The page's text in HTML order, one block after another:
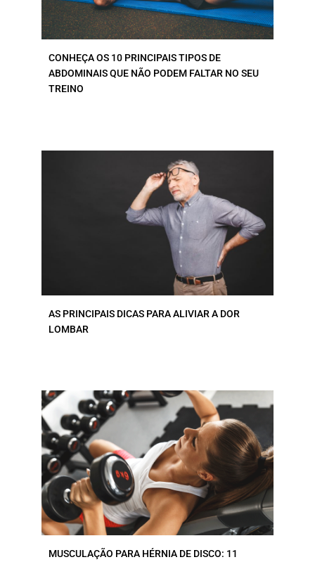
CONHEÇA OS 10 PRINCIPAIS TIPOS DE
ABDOMINAIS QUE NÃO PODEM FALTAR NO SEU
TREINO
AS PRINCIPAIS DICAS PARA ALIVIAR A DOR
LOMBAR
MUSCULAÇÃO PARA HÉRNIA DE DISCO: 11